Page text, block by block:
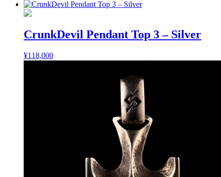
CrunkDevil Pendant Top 3 – Silver
¥118,000